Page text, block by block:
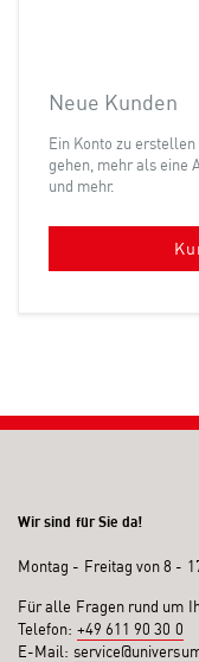
Neue Kunden
Ein Konto zu
gehen, mehr als eine
und mehr.
Wir sind für Sie da!
Montag - Freitag von 8 -
Für alle Fragen rund um
Telefon: +49 611 90 30 0
E-Mail: